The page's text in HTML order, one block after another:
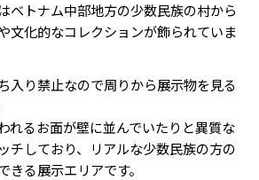
ベトナム中部地方の少数民族の村から
文化的なコレクションが飾られていま
入り禁止なので周りから展示物を見る
れるお面が壁に並んでいたりと異質な
チしており、リアルな少数民族の方の
きる展示エリアです。